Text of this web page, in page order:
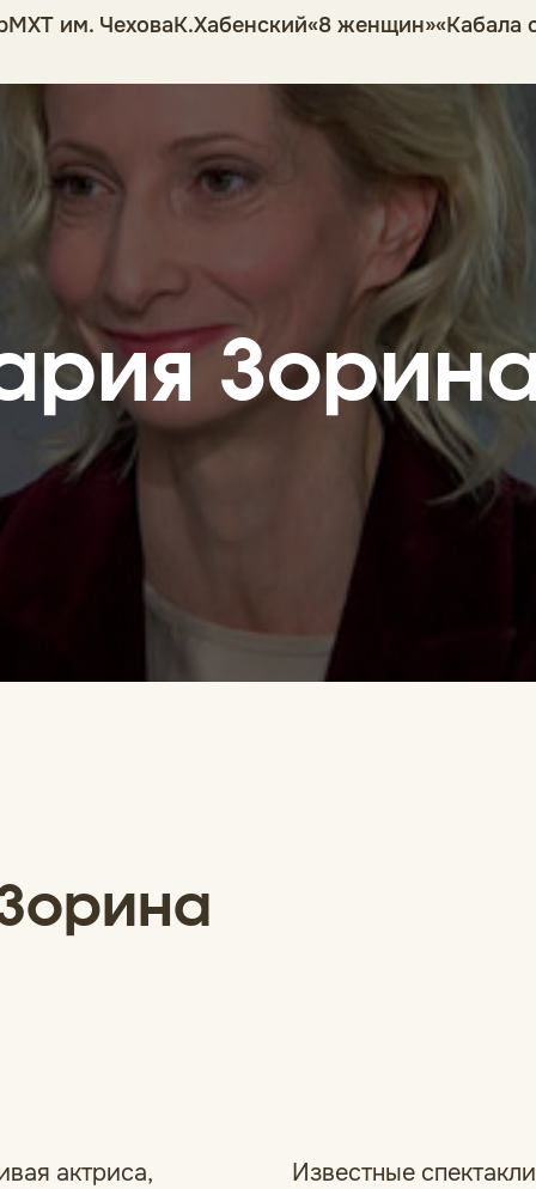
МХТ им. ЧеховаК.Хабенский«8 женщин»«Кабала
актриса,
Известные